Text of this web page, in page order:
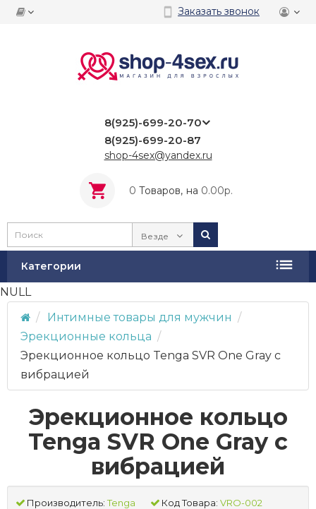
Заказать звонок
8(925)-699-20-70
8(925)-699-20-87
shop-4sex@yandex.ru
0 Tоваров, на 0.00р.
Везде
Категории
NULL
Интимные товары для мужчин
Эрекционные кольца
Эрекционное кольцо Tenga SVR One Gray с
вибрацией
Эрекционное кольцо
Tenga SVR One Gray с
вибрацией
Производитель: Tenga Код Товара: VRO-002